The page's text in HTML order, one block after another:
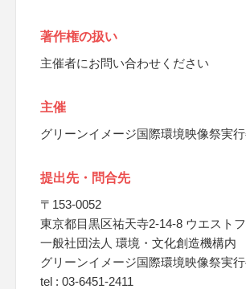
著作権の扱い
主催者にお問い合わせください
主催
グリーンイメージ国際環境映像祭実
提出先・問合先
〒153-0052
東京都目黒区祐天寺2-14-8 ウエスト
一般社団法人 環境・文化創造機構内
グリーンイメージ国際環境映像祭実
tel : 03-6451-2411